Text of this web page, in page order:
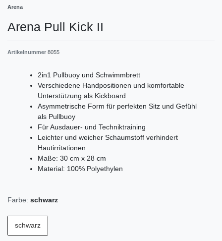
Arena
Arena Pull Kick II
Artikelnummer 8055
2in1 Pullbuoy und Schwimmbrett
Verschiedene Handpositionen und komfortable
Unterstützung als Kickboard
Asymmetrische Form für perfekten Sitz und Gefühl
als Pullbuoy
Für Ausdauer- und Techniktraining
Leichter und weicher Schaumstoff verhindert
Hautirritationen
Maße: 30 cm x 28 cm
Material: 100% Polyethylen
Farbe: schwarz
schwarz